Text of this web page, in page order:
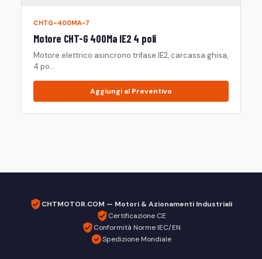
CHTG-400MA-7
Motore CHT-G 400Ma IE2 4 poli
Motore elettrico asincrono trifase IE2, carcassa ghisa,
4 po...
Aggiungi al Preventivo
CHTMOTOR.COM — Motori & Azionamenti Industriali
Certificazione CE
Conformità Norme IEC/EN
Spedizione Mondiale